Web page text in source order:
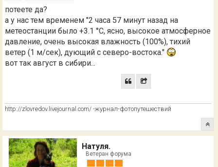
потеете да?
а у нас тем временем "2 часа 57 минут назад на
метеостанции было +3.1 °C, ясно, высокое атмосферное
давление, очень высокая влажность (100%), тихий
ветер (1 м/сек), дующий с северо-востока."
вот так август в сибири...
http://zlovredov.livejournal.com/ -журнал-фотопутешествий
Натуля.
Ветеран форума